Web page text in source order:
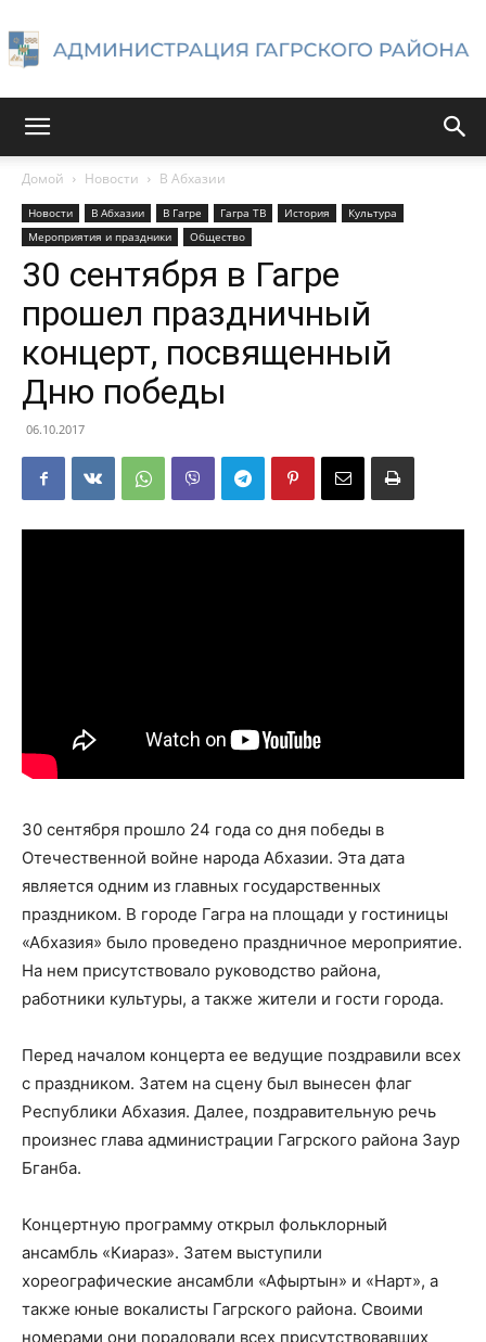
Гагрского
района
Домой Новости В Абхазии
Новости В Абхазии В Гагре Гагра ТВ История
Культура
Мероприятия и праздники
Общество
30 сентября в Гагре
прошел праздничный
концерт, посвященный
Дню победы
06.10.2017
30 сентября прошло 24 года со дня победы в
Отечественной войне народа Абхазии. Эта дата
является одним из главных государственных
праздником. В городе Гагра на площади у гостиницы
«Абхазия» было проведено праздничное мероприятие.
На нем присутствовало руководство района,
работники культуры, а также жители и гости города.
Перед началом концерта ее ведущие поздравили всех
с праздником. Затем на сцену был вынесен флаг
Республики Абхазия. Далее, поздравительную речь
произнес глава администрации Гагрского района Заур
Бганба.
Концертную программу открыл фольклорный
ансамбль «Киараз». Затем выступили
хореографические ансамбли «Афыртын» и «Нарт», а
также юные вокалисты Гагрского района. Своими
номерами они порадовали всех присутствовавших